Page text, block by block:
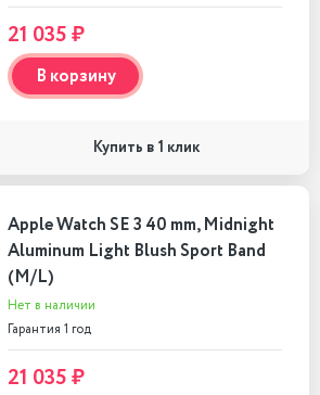
21 035 ₽
В корзину
Купить в 1 клик
Apple Watch SE 3 40 mm, Midnight
Aluminum Light Blush Sport Band
(M/L)
Нет в наличии
Гарантия 1 год
21 035 ₽